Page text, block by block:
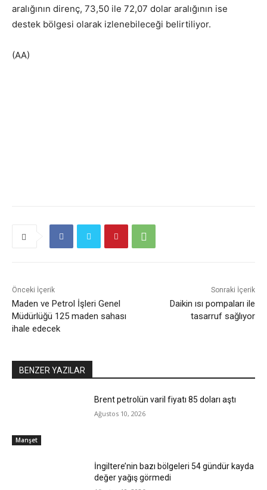
aralığının direnç, 73,50 ile 72,07 dolar aralığının ise
destek bölgesi olarak izlenebileceği belirtiliyor.
(AA)
Önceki İçerik
Maden ve Petrol İşleri Genel
Müdürlüğü 125 maden sahası
ihale edecek
Sonraki İçerik
Daikin ısı pompaları ile
tasarruf sağlıyor
BENZER YAZILAR
Manşet
Brent petrolün varil fiyatı 85 doları aştı
Ağustos 10, 2026
İngiltere’nin bazı bölgeleri 54 gündür kayda
değer yağış görmedi